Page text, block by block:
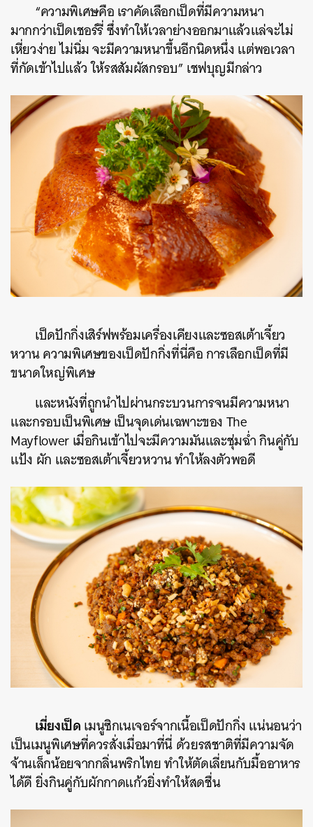
“ความพิเศษคือ เราคัดเลือกเป็ดที่มีความหนา
มากกว่าเป็ดเชอร์รี่ ซึ่งทำให้เวลาย่างออกมาแล้วแล่จะไม่
เหี่ยวง่าย ไม่นิ่ม จะมีความหนาขึ้นอีกนิดหนึ่ง แต่พอเวลา
ที่กัดเข้าไปแล้ว ให้รสสัมผัสกรอบ” เชฟบุญมีกล่าว
เป็ดปักกิ่งเสิร์ฟพร้อมเครื่องเคียงและซอสเต้าเจี้ยว
หวาน ความพิเศษของเป็ดปักกิ่งที่นี่คือ การเลือกเป็ดที่มี
ขนาดใหญ่พิเศษ
และหนังที่ถูกนำไปผ่านกระบวนการจนมีความหนา
และกรอบเป็นพิเศษ เป็นจุดเด่นเฉพาะของ The
Mayflower เมื่อกินเข้าไปจะมีความมันและชุ่มฉ่ำ กินคู่กับ
แป้ง ผัก และซอสเต้าเจี้ยวหวาน ทำให้ลงตัวพอดี
เมี่ยงเป็ดเมนูซิกเนเจอร์จากเนื้อเป็ดปักกิ่ง แน่นอนว่า
เป็นเมนูพิเศษที่ควรสั่งเมื่อมาที่นี่ ด้วยรสชาติที่มีความจัด
จ้านเล็กน้อยจากกลิ่นพริกไทย ทำให้ตัดเลี่ยนกับมื้ออาหาร
ได้ดี ยิ่งกินคู่กับผักกาดแก้วยิ่งทำให้สดชื่น